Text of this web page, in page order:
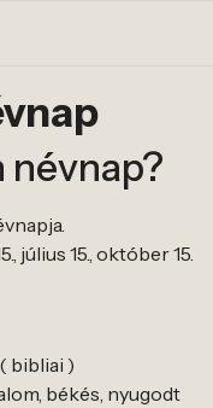
névnap?
július 15., október 15.
bibliai )
békés, nyugodt